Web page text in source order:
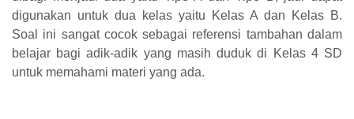
digunakan untuk dua kelas yaitu Kelas A dan Kelas B.
Soal ini sangat cocok sebagai referensi tambahan dalam
belajar bagi adik-adik yang masih duduk di Kelas 4 SD
untuk memahami materi yang ada.